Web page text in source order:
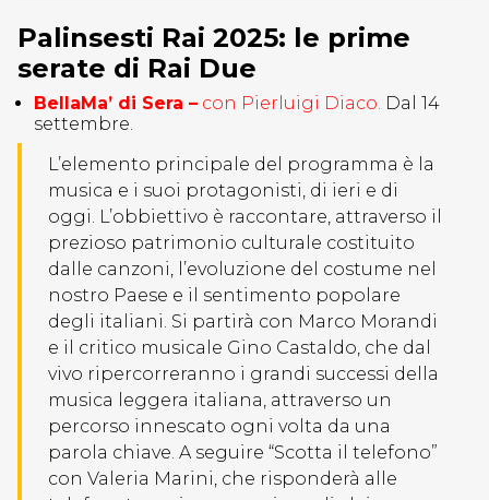
Palinsesti Rai 2025: le prime
serate di Rai Due
BellaMa’ di Sera – con Pierluigi Diaco. Dal 14
settembre.
L’elemento principale del programma è la
musica e i suoi protagonisti, di ieri e di
oggi. L’obbiettivo è raccontare, attraverso il
prezioso patrimonio culturale costituito
dalle canzoni, l’evoluzione del costume nel
nostro Paese e il sentimento popolare
degli italiani. Si partirà con Marco Morandi
e il critico musicale Gino Castaldo, che dal
vivo ripercorreranno i grandi successi della
musica leggera italiana, attraverso un
percorso innescato ogni volta da una
parola chiave. A seguire “Scotta il telefono”
con Valeria Marini, che risponderà alle